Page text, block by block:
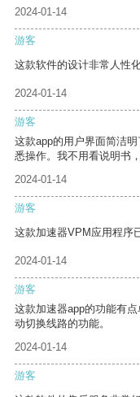
2024-01-14
游客
这款软件的设计非常人性
2024-01-14
游客
这款app的用户界面简洁
悉操作。我不用看说明书
2024-01-14
游客
这款加速器VPM应用程序
2024-01-14
游客
这款加速器app的功能有
动切换线路的功能。
2024-01-14
游客